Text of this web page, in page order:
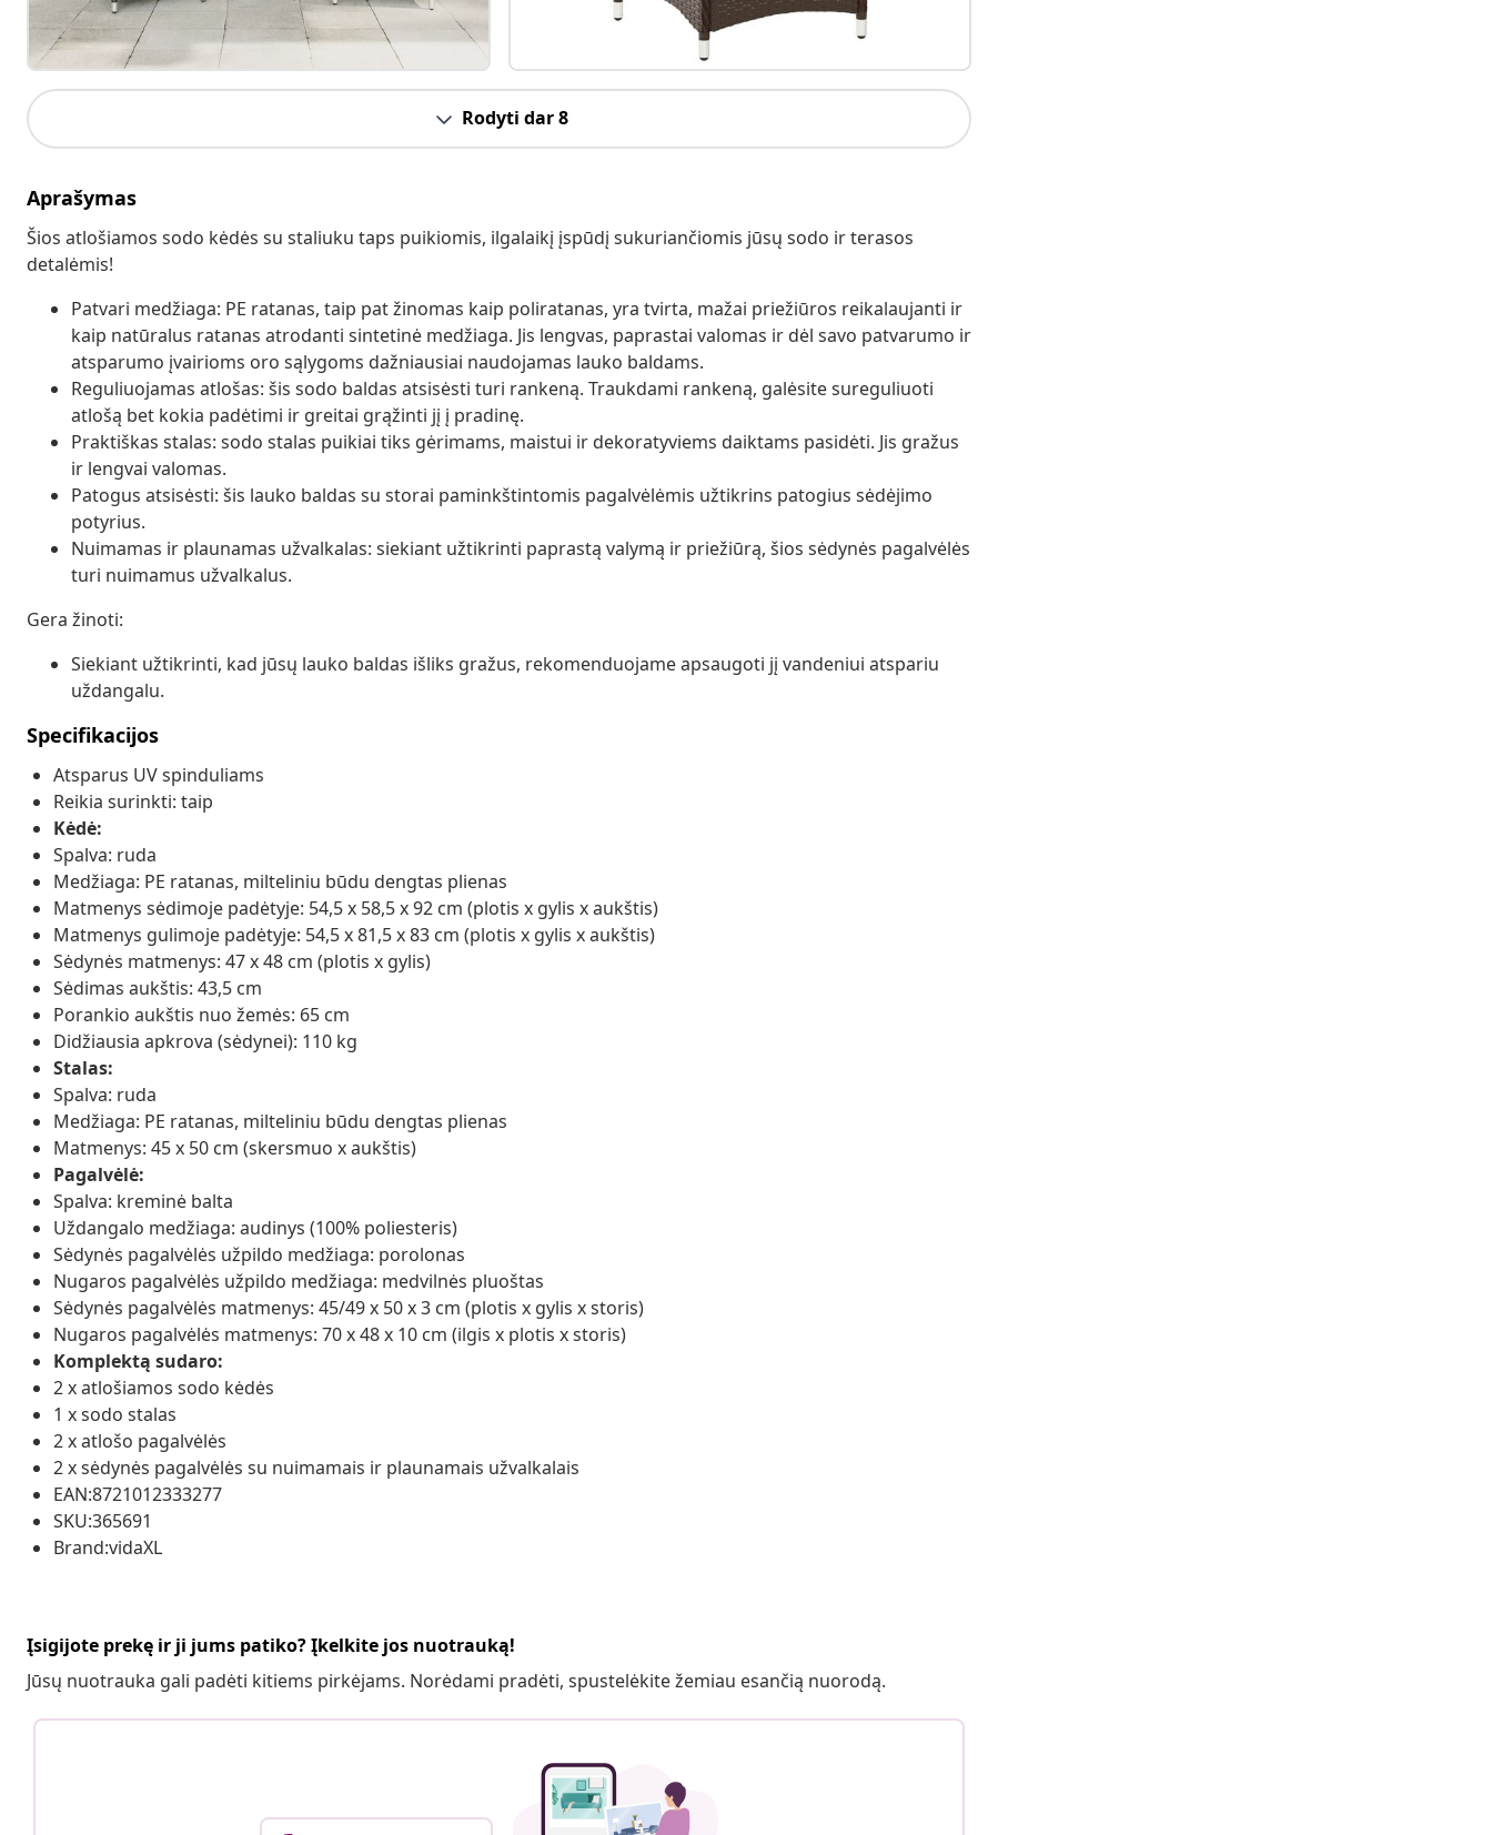
Rodyti dar 8
Aprašymas
Šios atlošiamos sodo kėdės su staliuku taps puikiomis, ilgalaikį įspūdį sukuriančiomis jūsų sodo ir terasos
detalėmis!
Patvari medžiaga: PE ratanas, taip pat žinomas kaip poliratanas, yra tvirta, mažai priežiūros reikalaujanti ir
kaip natūralus ratanas atrodanti sintetinė medžiaga. Jis lengvas, paprastai valomas ir dėl savo patvarumo ir
atsparumo įvairioms oro sąlygoms dažniausiai naudojamas lauko baldams.
Reguliuojamas atlošas: šis sodo baldas atsisėsti turi rankeną. Traukdami rankeną, galėsite sureguliuoti
atlošą bet kokia padėtimi ir greitai grąžinti jį į pradinę.
Praktiškas stalas: sodo stalas puikiai tiks gėrimams, maistui ir dekoratyviems daiktams pasidėti. Jis gražus
ir lengvai valomas.
Patogus atsisėsti: šis lauko baldas su storai paminkštintomis pagalvėlėmis užtikrins patogius sėdėjimo
potyrius.
Nuimamas ir plaunamas užvalkalas: siekiant užtikrinti paprastą valymą ir priežiūrą, šios sėdynės pagalvėlės
turi nuimamus užvalkalus.
Gera žinoti:
Siekiant užtikrinti, kad jūsų lauko baldas išliks gražus, rekomenduojame apsaugoti jį vandeniui atspariu
uždangalu.
Specifikacijos
Atsparus UV spinduliams
Reikia surinkti: taip
Kėdė:
Spalva: ruda
Medžiaga: PE ratanas, milteliniu būdu dengtas plienas
Matmenys sėdimoje padėtyje: 54,5 x 58,5 x 92 cm (plotis x gylis x aukštis)
Matmenys gulimoje padėtyje: 54,5 x 81,5 x 83 cm (plotis x gylis x aukštis)
Sėdynės matmenys: 47 x 48 cm (plotis x gylis)
Sėdimas aukštis: 43,5 cm
Porankio aukštis nuo žemės: 65 cm
Didžiausia apkrova (sėdynei): 110 kg
Stalas:
Spalva: ruda
Medžiaga: PE ratanas, milteliniu būdu dengtas plienas
Matmenys: 45 x 50 cm (skersmuo x aukštis)
Pagalvėlė:
Spalva: kreminė balta
Uždangalo medžiaga: audinys (100% poliesteris)
Sėdynės pagalvėlės užpildo medžiaga: porolonas
Nugaros pagalvėlės užpildo medžiaga: medvilnės pluoštas
Sėdynės pagalvėlės matmenys: 45/49 x 50 x 3 cm (plotis x gylis x storis)
Nugaros pagalvėlės matmenys: 70 x 48 x 10 cm (ilgis x plotis x storis)
Komplektą sudaro:
2 x atlošiamos sodo kėdės
1 x sodo stalas
2 x atlošo pagalvėlės
2 x sėdynės pagalvėlės su nuimamais ir plaunamais užvalkalais
EAN:8721012333277
SKU:365691
Brand:vidaXL
Įsigijote prekę ir ji jums patiko? Įkelkite jos nuotrauką!
Jūsų nuotrauka gali padėti kitiems pirkėjams. Norėdami pradėti, spustelėkite žemiau esančią nuorodą.